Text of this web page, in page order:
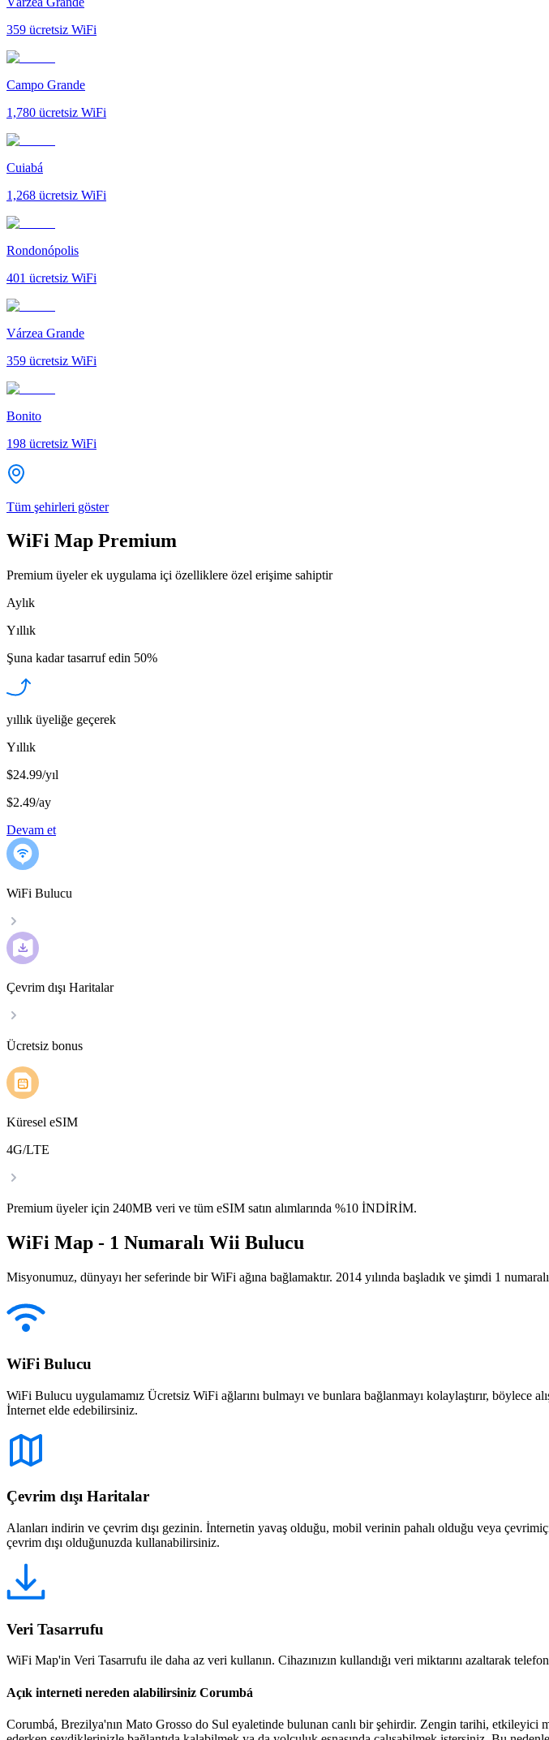
359 ücretsiz WiFi
Campo Grande
1,780 ücretsiz WiFi
Cuiabá
1,268 ücretsiz WiFi
Rondonópolis
401 ücretsiz WiFi
Várzea Grande
359 ücretsiz WiFi
Bonito
198 ücretsiz WiFi
Tüm şehirleri göster
WiFi Map Premium
Premium üyeler ek uygulama içi özelliklere özel erişime sahiptir
Aylık
Yıllık
Şuna kadar tasarruf edin 50%
yıllık üyeliğe geçerek
Yıllık
$24.99/yıl
$2.49/ay
Devam et
WiFi Bulucu
Çevrim dışı Haritalar
Ücretsiz bonus
Küresel eSIM
4G/LTE
Premium üyeler için 240MB veri ve tüm eSIM satın alımlarında %10 İNDİRİM.
WiFi Map - 1 Numaralı Wii Bulucu
Misyonumuz, dünyayı her seferinde bir WiFi ağına bağlamaktır. 2014 yılında başladık ve şimdi 1 numaralı
WiFi Bulucu
WiFi Bulucu uygulamamız Ücretsiz WiFi ağlarını bulmayı ve bunlara bağlanmayı kolaylaştırır, böylece
İnternet elde edebilirsiniz.
Çevrim dışı Haritalar
Alanları indirin ve çevrim dışı gezinin. İnternetin yavaş olduğu, mobil verinin pahalı olduğu veya
çevrim dışı olduğunuzda kullanabilirsiniz.
Veri Tasarrufu
WiFi Map'in Veri Tasarrufu ile daha az veri kullanın. Cihazınızın kullandığı veri miktarını azaltarak
Açık interneti nereden alabilirsiniz Corumbá
Corumbá, Brezilya'nın Mato Grosso do Sul eyaletinde bulunan canlı bir şehirdir. Zengin tarihi, etkileyici